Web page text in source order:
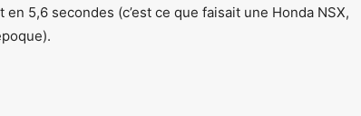
5,6 secondes (c’est ce que faisait une Honda NSX,